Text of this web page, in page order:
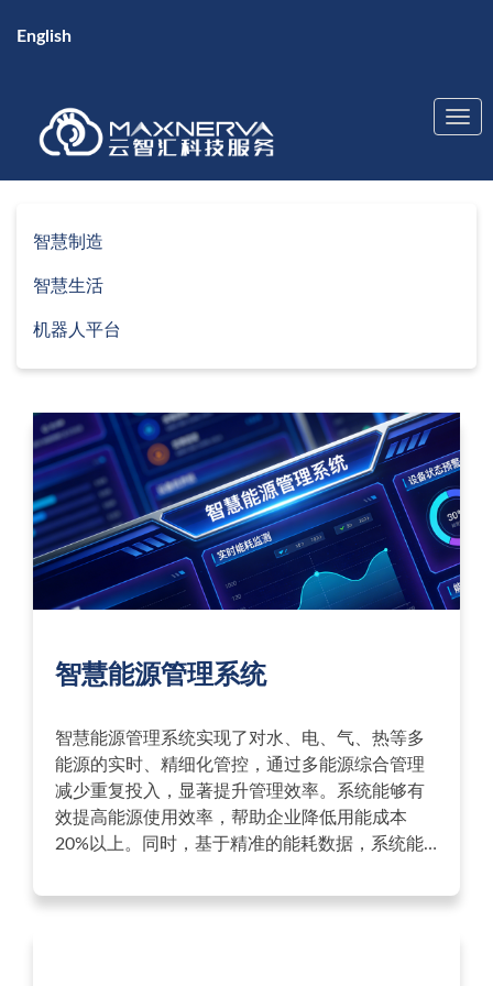
English
智慧制造
智慧生活
机器人平台
智慧能源管理系统
智慧能源管理系统实现了对水、电、气、热等多
能源的实时、精细化管控，通过多能源综合管理
减少重复投入，显著提升管理效率。系统能够有
效提高能源使用效率，帮助企业降低用能成本
20%以上。同时，基于精准的能耗数据，系统能
策提供有力支撑。